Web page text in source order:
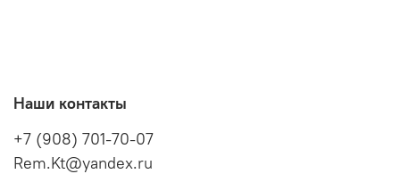
Наши контакты
+7 (908) 701-70-07
Rem.Kt@yandex.ru